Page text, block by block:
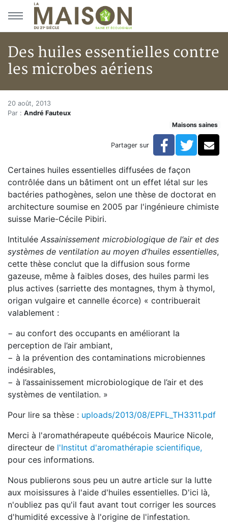
Aller au menu principal
Aller au contenu principal
Des huiles essentielles contre
les microbes aériens
Accueil
Articles
Hypersensibilités environnementales
Des huiles essentielles contre les microbes aériens
Des huiles essentielles contre
20 août, 2013
Par : André Fauteux
Maisons saines
Partager sur Facebook
Certaines huiles essentielles diffusées de façon
contrôlée dans un bâtiment ont un effet létal sur les
bactéries pathogènes, selon une thèse de doctorat en
architecture soumise en 2005 par l'ingénieure chimiste
suisse Marie-Cécile Pibiri.
Intitulée Assainissement microbiologique de l’air et des
systèmes de ventilation au moyen d’huiles essentielles,
cette thèse conclut que la diffusion sous forme
gazeuse, même à faibles doses, des huiles parmi les
plus actives (sarriette des montagnes, thym à thymol,
origan vulgaire et cannelle écorce) « contribuerait
valablement :
− au confort des occupants en améliorant la
perception de l’air ambiant,
− à la prévention des contaminations microbiennes
indésirables,
− à l’assainissement microbiologique de l’air et des
systèmes de ventilation. »
Pour lire sa thèse : uploads/2013/08/EPFL_TH3311.pdf
Merci à l'aromathérapeute québécois Maurice Nicole,
directeur de l'Institut d'aromathérapie scientifique,
pour ces informations.
Nous publierons sous peu un autre article sur la lutte
aux moisissures à l'aide d'huiles essentielles. D'ici là,
n'oubliez pas qu'il faut avant tout corriger les sources
d'humidité excessive à l'origine de l'infestation.